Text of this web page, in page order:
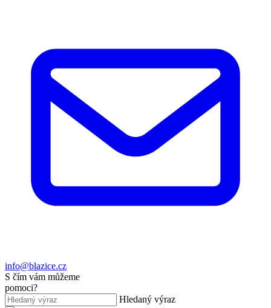
info@blazice.cz
S čím vám můžeme
pomoci?
Hledaný výraz